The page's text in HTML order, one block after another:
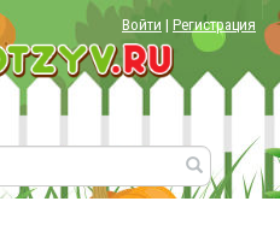
Войти | Регистрация